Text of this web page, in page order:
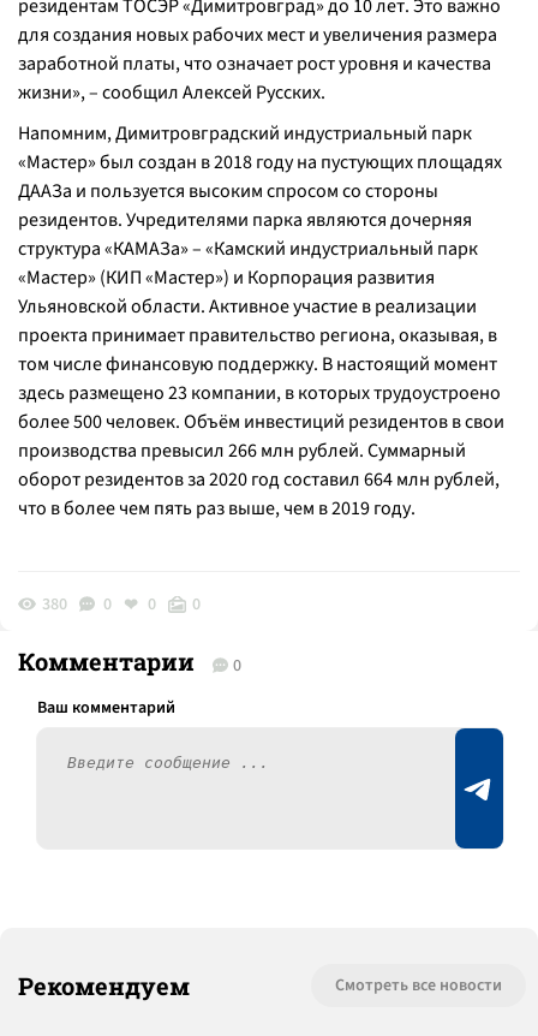
резидентам ТОСЭР «Димитровград» до 10 лет. Это важно
для создания новых рабочих мест и увеличения размера
заработной платы, что означает рост уровня и качества
жизни», – сообщил Алексей Русских.
Напомним, Димитровградский индустриальный парк
«Мастер» был создан в 2018 году на пустующих площадях
ДААЗа и пользуется высоким спросом со стороны
резидентов. Учредителями парка являются дочерняя
структура «КАМАЗа» – «Камский индустриальный парк
«Мастер» (КИП «Мастер») и Корпорация развития
Ульяновской области. Активное участие в реализации
проекта принимает правительство региона, оказывая, в
том числе финансовую поддержку. В настоящий момент
здесь размещено 23 компании, в которых трудоустроено
более 500 человек. Объём инвестиций резидентов в свои
производства превысил 266 млн рублей. Суммарный
оборот резидентов за 2020 год составил 664 млн рублей,
что в более чем пять раз выше, чем в 2019 году.
380 0 0 0
Комментарии 0
Рекомендуем Смотреть все новости